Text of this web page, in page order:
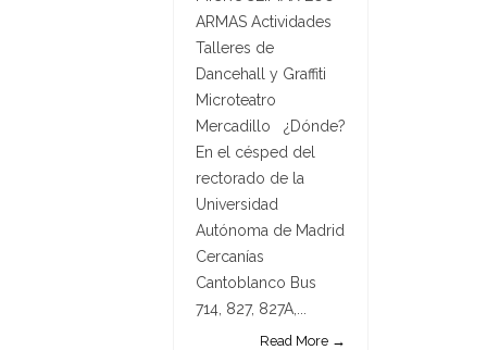
ARMAS Actividades
Talleres de
Dancehall y Graffiti
Microteatro
Mercadillo ¿Dónde?
En el césped del
rectorado de la
Universidad
Autónoma de Madrid
Cercanías
Cantoblanco Bus
714, 827, 827A,...
Read More →